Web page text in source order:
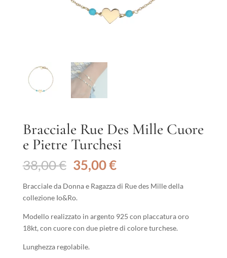
Bracciale Rue Des Mille Cuore
e Pietre Turchesi
38,00€ Il
prezzo
originale
era:
38,00 €.
35,00€Il
attuale
35,00 €.
Bracciale da Donna e Ragazza di Rue des Mille della
collezione Io&Ro.
Modello realizzato in argento 925 con placcatura oro
18kt, con cuore con due pietre di colore turchese.
Lunghezza regolabile.